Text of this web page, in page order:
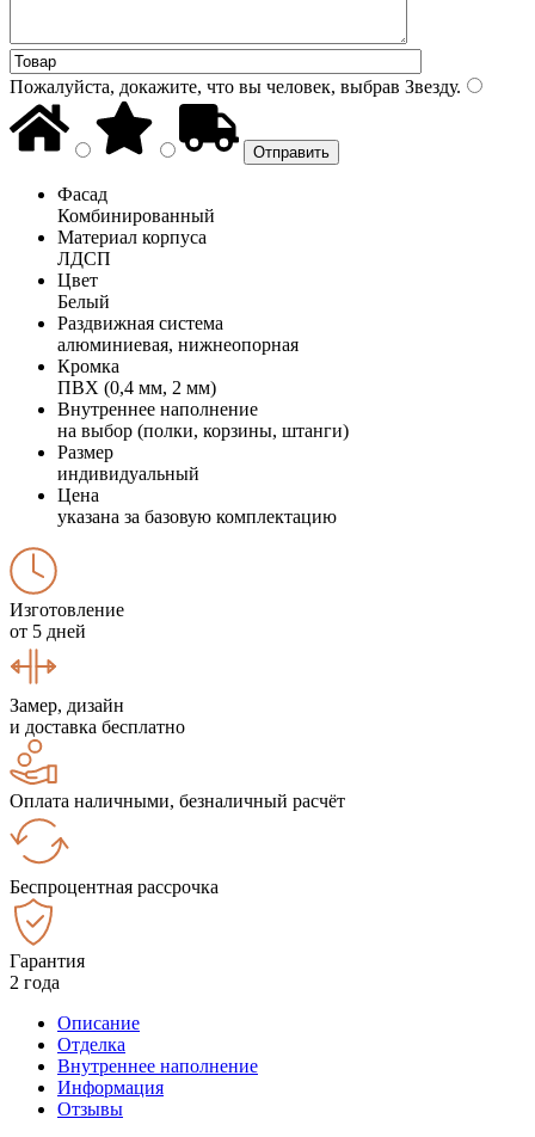
Пожалуйста, докажите, что вы человек, выбрав Звезду.
Фасад
Комбинированный
Материал корпуса
ЛДСП
Цвет
Белый
Раздвижная система
алюминиевая, нижнеопорная
Кромка
ПВХ (0,4 мм, 2 мм)
Внутреннее наполнение
на выбор (полки, корзины, штанги)
Размер
индивидуальный
Цена
указана за базовую комплектацию
Изготовление
от 5 дней
Замер, дизайн
и доставка бесплатно
Оплата наличными, безналичный расчёт
Беспроцентная рассрочка
Гарантия
2 года
Описание
Отделка
Внутреннее наполнение
Информация
Отзывы